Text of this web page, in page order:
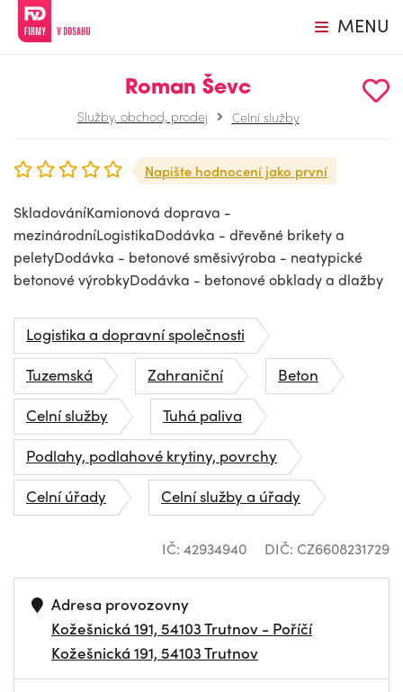
MENU
Roman Ševc
Služby, obchod, prodej Celní služby
Napište hodnocení jako první
SkladováníKamionová doprava -
mezinárodníLogistikaDodávka - dřevěné brikety a
peletyDodávka - betonové směsivýroba - neatypické
betonové výrobkyDodávka - betonové obklady a dlažby
Logistika a dopravní společnosti
Tuzemská
Zahraniční
Beton
Celní služby
Tuhá paliva
Podlahy, podlahové krytiny, povrchy
Celní úřady
Celní služby a úřady
IČ: 42934940 DIČ: CZ6608231729
Adresa provozovny
Kožešnická 191, 54103 Trutnov - Poříčí
Kožešnická 191, 54103 Trutnov